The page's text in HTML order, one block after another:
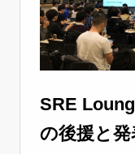
SRE
の後援と発